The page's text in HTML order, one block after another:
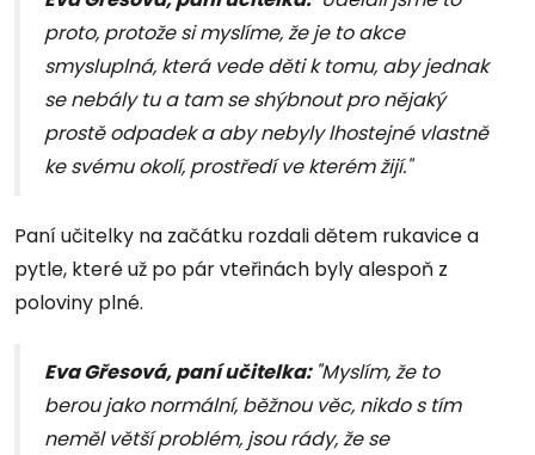
proto, protože si myslíme, že je to akce
smysluplná, která vede děti k tomu, aby jednak
se nebály tu a tam se shýbnout pro nějaký
prostě odpadek a aby nebyly lhostejné vlastně
ke svému okolí, prostředí ve kterém žijí."
Paní učitelky na začátku rozdali dětem rukavice a
pytle, které už po pár vteřinách byly alespoň z
poloviny plné.
Eva Gřesová,paní učitelka: "Myslím, že to
berou jako normální, běžnou věc, nikdo s tím
neměl větší problém, jsou rády, že se